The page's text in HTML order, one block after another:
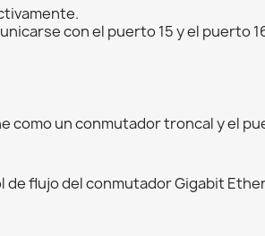
con el puerto 15 y el puerto
como un conmutador troncal y el
de flujo del conmutador Gigabit